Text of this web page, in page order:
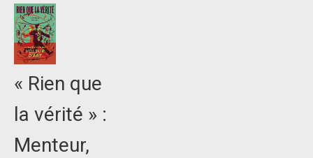
« Rien que
la vérité » :
Menteur,